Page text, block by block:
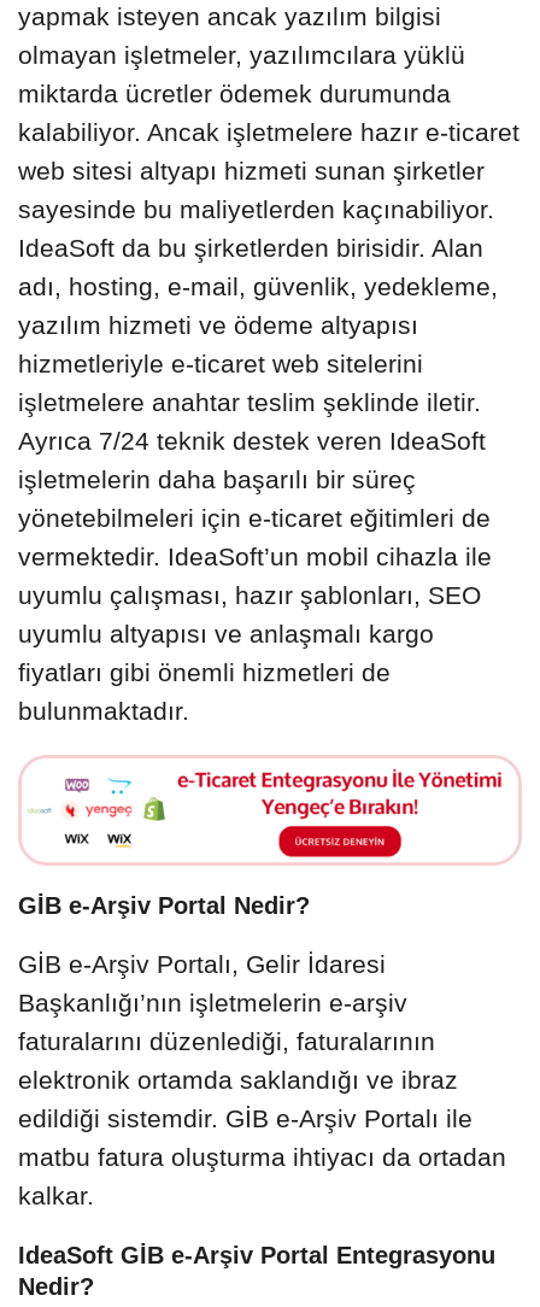
yapmak isteyen ancak yazılım bilgisi
olmayan işletmeler, yazılımcılara yüklü
miktarda ücretler ödemek durumunda
kalabiliyor. Ancak işletmelere hazır e-ticaret
web sitesi altyapı hizmeti sunan şirketler
sayesinde bu maliyetlerden kaçınabiliyor.
IdeaSoft da bu şirketlerden birisidir. Alan
adı, hosting, e-mail, güvenlik, yedekleme,
yazılım hizmeti ve ödeme altyapısı
hizmetleriyle e-ticaret web sitelerini
işletmelere anahtar teslim şeklinde iletir.
Ayrıca 7/24 teknik destek veren IdeaSoft
işletmelerin daha başarılı bir süreç
yönetebilmeleri için e-ticaret eğitimleri de
vermektedir. IdeaSoft’un mobil cihazla ile
uyumlu çalışması, hazır şablonları, SEO
uyumlu altyapısı ve anlaşmalı kargo
fiyatları gibi önemli hizmetleri de
bulunmaktadır.
GİB e-Arşiv Portal Nedir?
GİB e-Arşiv Portalı, Gelir İdaresi
Başkanlığı’nın işletmelerin e-arşiv
faturalarını düzenlediği, faturalarının
elektronik ortamda saklandığı ve ibraz
edildiği sistemdir. GİB e-Arşiv Portalı ile
matbu fatura oluşturma ihtiyacı da ortadan
kalkar.
IdeaSoft GİB e-Arşiv Portal Entegrasyonu
Nedir?